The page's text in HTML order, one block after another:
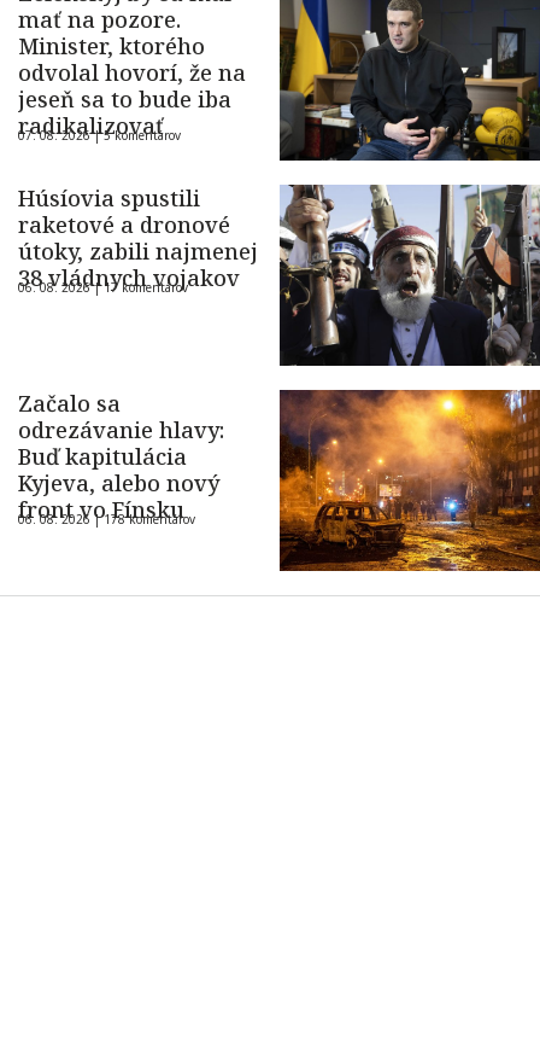
mať na pozore.
Minister, ktorého
odvolal hovorí, že na
jeseň sa to bude iba
radikalizovať
07. 08. 2026 |5 komentárov
Húsíovia spustili
raketové a dronové
útoky, zabili najmenej
38 vládnych vojakov
06. 08. 2026 |17 komentárov
Začalo sa
odrezávanie hlavy:
Buď kapitulácia
Kyjeva, alebo nový
front vo Fínsku
06. 08. 2026 |178 komentárov